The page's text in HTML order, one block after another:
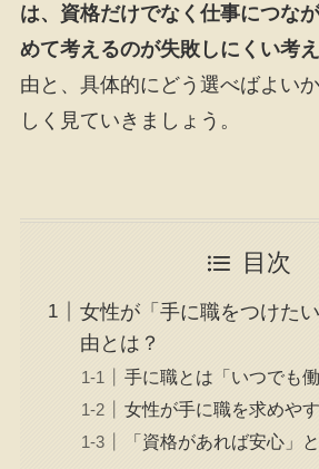
は、資格だけでなく仕事につな
めて考えるのが失敗しにくい考
由と、具体的にどう選べばよい
しく見ていきましょう。
目次
女性が「手に職をつけた
由とは？
手に職とは「いつでも
女性が手に職を求めや
「資格があれば安心」